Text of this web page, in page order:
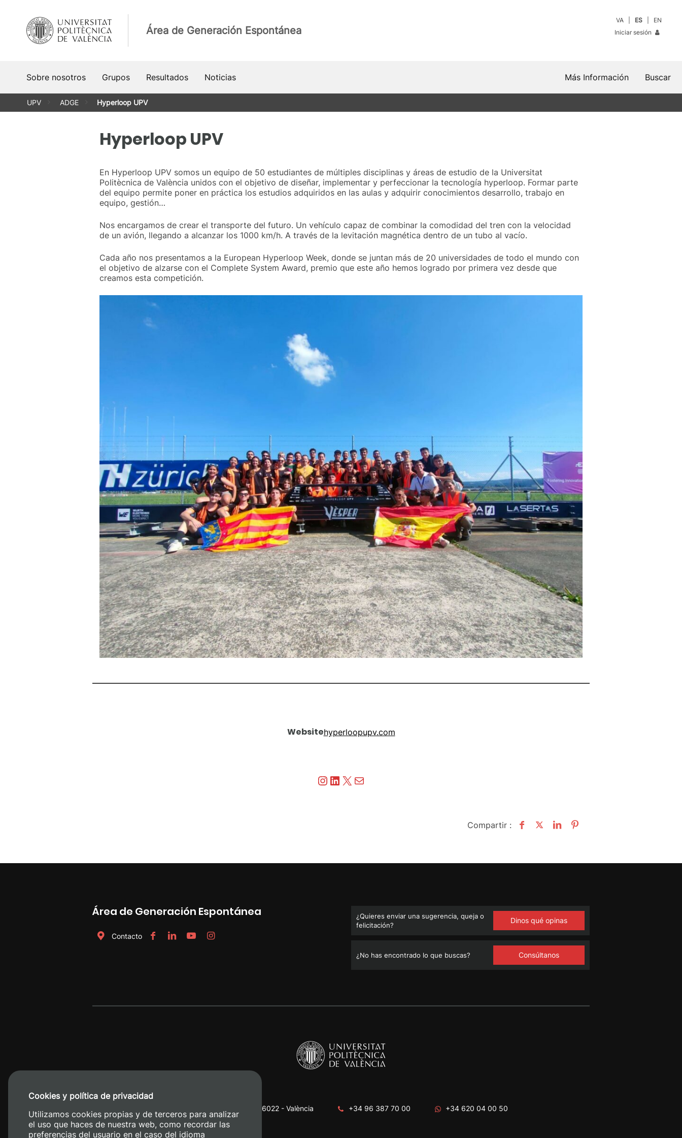
contenido
Área de Generación Espontánea
VA ES
EN
Iniciar sesión
Sobre nosotros Grupos Resultados Noticias Buscar
Más Información
UPV ADGE Hyperloop UPV
Hyperloop UPV
En Hyperloop UPV somos un equipo de 50 estudiantes de múltiples disciplinas y áreas de estudio de la Universitat
Politècnica de València unidos con el objetivo de diseñar, implementar y perfeccionar la tecnología hyperloop. Formar parte
del equipo permite poner en práctica los estudios adquiridos en las aulas y adquirir conocimientos desarrollo, trabajo en
equipo, gestión…
Nos encargamos de crear el transporte del futuro. Un vehículo capaz de combinar la comodidad del tren con la velocidad
de un avión, llegando a alcanzar los 1000 km/h. A través de la levitación magnética dentro de un tubo al vacío.
Cada año nos presentamos a la European Hyperloop Week, donde se juntan más de 20 universidades de todo el mundo con
el objetivo de alzarse con el Complete System Award, premio que este año hemos logrado por primera vez desde que
creamos esta competición.
Websitehyperloopupv.com
Instagram
LinkedIn
X Correo electrónico
Compartir :
Área de Generación Espontánea
Contacto
¿Quieres enviar una sugerencia, queja o
felicitación?
Dinos qué opinas
¿No has encontrado lo que buscas? Consúltanos
Camino de Vera, s/n. 46022 - València +34 96 387 70 00 +34 620 04 00 50
Cookies y política de privacidad
Utilizamos cookies propias y de terceros para analizar
el uso que haces de nuestra web, como recordar las
preferencias del usuario en el caso del idioma